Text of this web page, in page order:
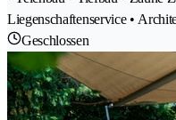
Liegenschaftenservice •
Geschlossen